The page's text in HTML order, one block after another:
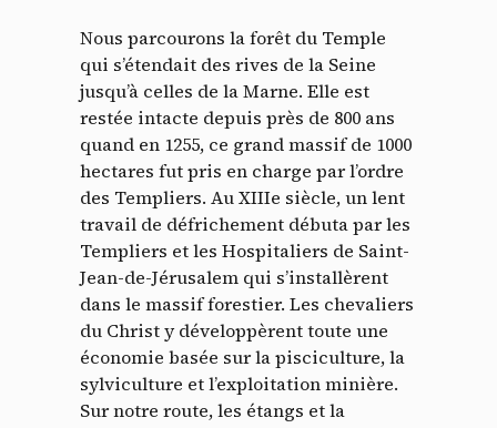
Nous parcourons la forêt du Temple
qui s’étendait des rives de la Seine
jusqu’à celles de la Marne. Elle est
restée intacte depuis près de 800 ans
quand en 1255, ce grand massif de 1000
hectares fut pris en charge par l’ordre
des Templiers. Au XIIIe siècle, un lent
travail de défrichement débuta par les
Templiers et les Hospitaliers de Saint-
Jean-de-Jérusalem qui s’installèrent
dans le massif forestier. Les chevaliers
du Christ y développèrent toute une
économie basée sur la pisciculture, la
sylviculture et l’exploitation minière.
Sur notre route, les étangs et la